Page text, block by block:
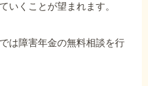
いくことが望まれます。
は障害年金の無料相談を行